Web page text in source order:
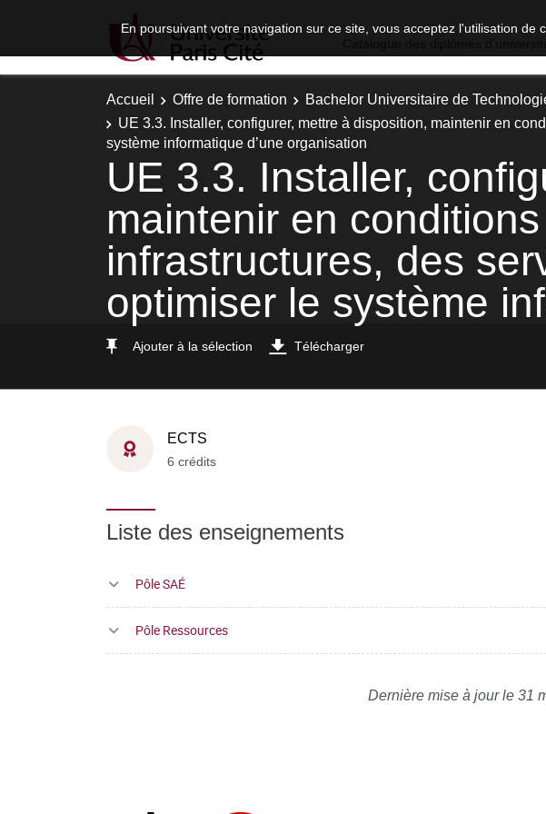
En poursuivant votre navigation sur ce site, vous acceptez l'utilisation
Accueil Offre de formation Bachelor Universitaire de
UE 3.3. Installer, configurer, mettre à disposition, maintenir en
système informatique d’une organisation
UE 3.3. Installer,
maintenir en
infrastructures, des
optimiser le système
Ajouter à la sélection Télécharger
ECTS
6 crédits
Liste des enseignements
Pôle SAÉ
Pôle Ressources
Dernière mise à jour le 31